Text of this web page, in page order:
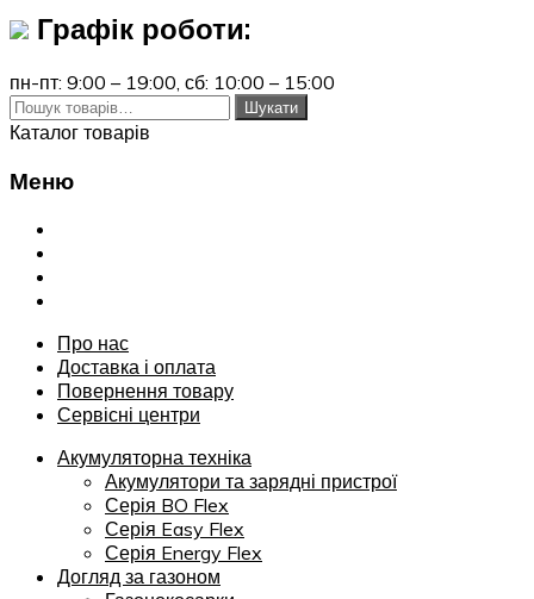
Графік роботи:
пн-пт: 9:00 – 19:00, сб: 10:00 – 15:00
Шукати:
Шукати
Каталог товарів
Меню
Переглянути
Про нас
Доставка і оплата
Повернення товару
Сервісні центри
Акумуляторна техніка
Акумулятори та зарядні пристрої
Серія BO Flex
Серія Easy Flex
Серія Energy Flex
Догляд за газоном